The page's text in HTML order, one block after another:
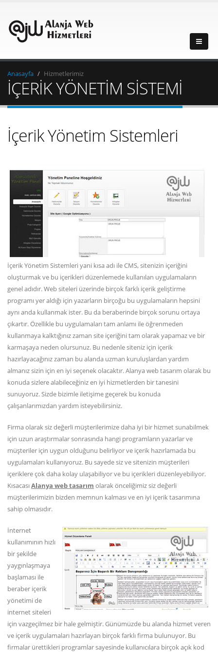
Anasayfa Hizmetlerimiz
İÇERİK YÖNETİM SİSTEMİ
İçerik Yönetim Sistemleri
İçerik Yönetim Sistemleri yani kısa adı ile CMS, sitenizin içeriğini
oluşturmak ve bu içerikleri düzenlemede kullanılan uygulamaların
genel adıdır. Web siteleri üzerinde birçok farklı içerik geliştirme
programı yer aldığı için yazarların birçoğu bu uygulamaların hepsini
aynı anda kullanmak ister. Bu da beraberinde birçok sorunu ortaya
çıkartır. Özellikle bu uygulamaları tam anlamı ile öğrenmeden
kullanmaya kalktığınız zaman site içeriğini tam olarak yapamaz ve bir
karmaşaya neden olursunuz. Bu nedenle siteniz için içerik
hazırlayacağınız zaman bu alanda uzman kuruluşlardan yardım
almanız sizin için en iyi seçenek olacaktır. Alanya web tasarım olarak bu
konuda sizlere alabileceğiniz en iyi hizmetlerden bir tanesini
sunuyoruz. Sizde bizimle iletişime geçerek bu konuda
çalışanlarımızdan yardım isteyebilirsiniz.
Firma olarak siz değerli müşterilerimize daha iyi bir hizmet sunabilmek
için uzun araştırmalar sonrasında hangi programların yazarlar ve
müşteriler için uygun olduğunu belirliyor ve içerik hazırlamada bu
uygulamaları kullanıyoruz. Bu sayede siz ve sitenizin müşterileri
içeriklere çok daha kolay ulaşabiliyor ve bu içerikleri düzenleyebiliyor.
KısacasıAlanya web tasarım olarak önceliğimiz siz değerli
müşterilerimizin bizden memnun kalması ve en iyi içerik tasarımına
sahip olmasıdır.
İnternet
kullanımının hızlı
bir şekilde
yaygınlaşmaya
başlaması ile
beraber içerik
yönetimi de
internet siteleri
için vazgeçilmez bir hale gelmiştir. Günümüzde bu alanda hizmet veren
ve içerik uygulamaları hazırlayan birçok farklı firma bulunuyor. Bu
firmalar ürettikleri programlar sayesinde kullanıcılara birçok açık kod